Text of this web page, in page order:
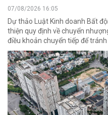
07/08/2026 16:05
Dự thảo Luật Kinh doanh Bất
thiện quy định về chuyển
điều khoản chuyển tiếp để